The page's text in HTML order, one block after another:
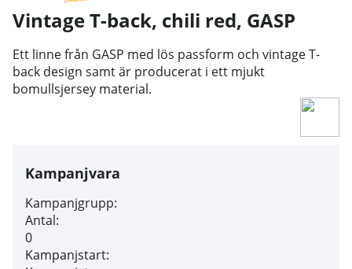
Vintage T-back, chili red, GASP
Ett linne från GASP med lös passform och vintage T-
back design samt är producerat i ett mjukt
bomullsjersey material.
Kampanjvara
Kampanjgrupp:
Antal:
0
Kampanjstart: